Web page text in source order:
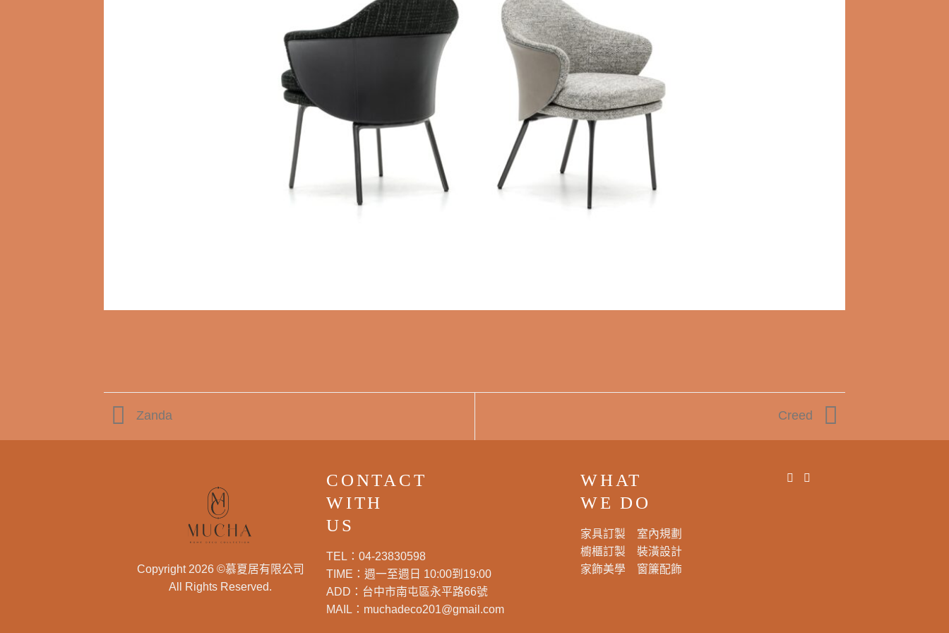
Zanda Creed
Copyright 2026 ©慕夏居有限公司
All Rights Reserved.
CONTACT
WITH
US
TEL： 04-23830598
TIME：週一至週日 10:00到19:00
ADD： 台中市南屯區永平路66號
MAIL： muchadeco201@gmail.com
WHAT
WE DO
家具訂製
室內規劃
櫥櫃訂製
裝潢設計
家飾美學
窗簾配飾